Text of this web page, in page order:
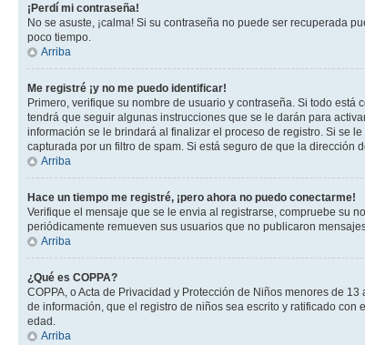
¡Perdí mi contraseña!
No se asuste, ¡calma! Si su contraseña no puede ser recuperada
poco tiempo.
Arriba
Me registré ¡y no me puedo identificar!
Primero, verifique su nombre de usuario y contraseña. Si todo
tendrá que seguir algunas instrucciones que se le darán para
información se le brindará al finalizar el proceso de registro. Si se
capturada por un filtro de spam. Si está seguro de que la dirección
Arriba
Hace un tiempo me registré, ¡pero ahora no puedo conectarme!
Verifique el mensaje que se le envia al registrarse, compruebe su
periódicamente remueven sus usuarios que no publicaron
Arriba
¿Qué es COPPA?
COPPA, o Acta de Privacidad y Protección de Niños menores de
de información, que el registro de niños sea escrito y ratificado
edad.
Arriba